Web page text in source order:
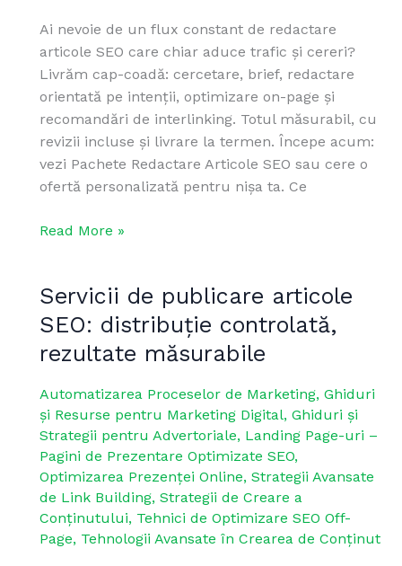
Ai nevoie de un flux constant de redactare
articole SEO care chiar aduce trafic și cereri?
Livrăm cap-coadă: cercetare, brief, redactare
orientată pe intenții, optimizare on-page și
recomandări de interlinking. Totul măsurabil, cu
revizii incluse și livrare la termen. Începe acum:
vezi Pachete Redactare Articole SEO sau cere o
ofertă personalizată pentru nișa ta. Ce
Read More »
Servicii de publicare articole
SEO: distribuție controlată,
rezultate măsurabile
Automatizarea Proceselor de Marketing, Ghiduri
și Resurse pentru Marketing Digital, Ghiduri și
Strategii pentru Advertoriale, Landing Page-uri –
Pagini de Prezentare Optimizate SEO,
Optimizarea Prezenței Online, Strategii Avansate
de Link Building, Strategii de Creare a
Conținutului, Tehnici de Optimizare SEO Off-
Page, Tehnologii Avansate în Crearea de Conținut
Servicii
de
publicare
articole
distribuție
controlată,
rezultate
măsurabile